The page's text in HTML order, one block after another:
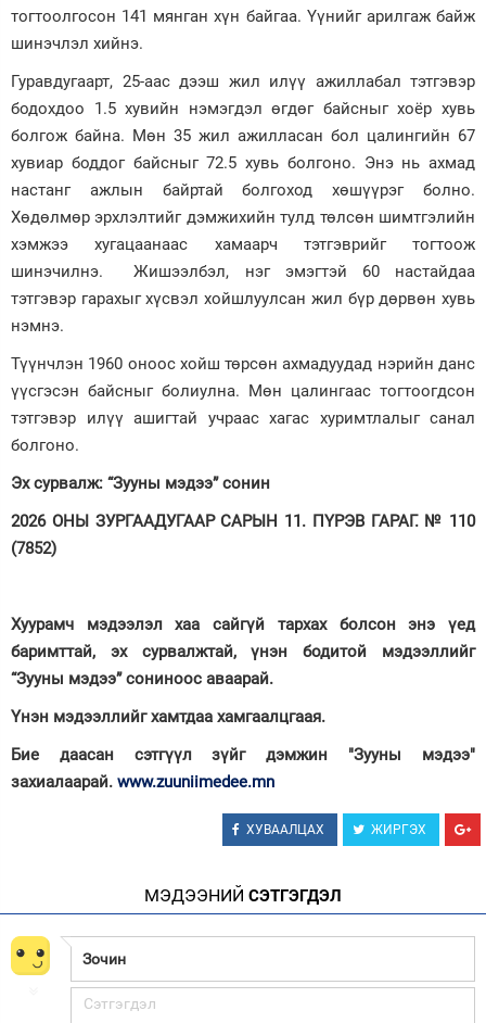
тогтоолгосон 141 мянган хүн байгаа. Үүнийг арилгаж байж
шинэчлэл хийнэ.
Гуравдугаарт, 25-аас дээш жил илүү ажиллабал тэтгэвэр
бодохдоо 1.5 хувийн нэмэгдэл өгдөг байсныг хоёр хувь
болгож байна. Мөн 35 жил ажилласан бол цалингийн 67
хувиар боддог байсныг 72.5 хувь болгоно. Энэ нь ахмад
настанг ажлын байртай болгоход хөшүүрэг болно.
Хөдөлмөр эрхлэлтийг дэмжихийн тулд төлсөн шимтгэлийн
хэмжээ хугацаанаас хамаарч тэтгэврийг тогтоож
шинэчилнэ. Жишээлбэл, нэг эмэгтэй 60 настайдаа
тэтгэвэр гарахыг хүсвэл хойшлуулсан жил бүр дөрвөн хувь
нэмнэ.
Түүнчлэн 1960 оноос хойш төрсөн ахмадуудад нэрийн данс
үүсгэсэн байсныг болиулна. Мөн цалингаас тогтоогдсон
тэтгэвэр илүү ашигтай учраас хагас хуримтлалыг санал
болгоно.
Эх сурвалж: “Зууны мэдээ” сонин
2026 ОНЫ ЗУРГААДУГААР САРЫН 11. ПҮРЭВ ГАРАГ. № 110
(7852)
Хуурамч мэдээлэл хаа сайгүй тархах болсон энэ үед
баримттай, эх сурвалжтай, үнэн бодитой мэдээллийг
“Зууны мэдээ” сониноос аваарай.
Үнэн мэдээллийг хамтдаа хамгаалцгаая.
Бие даасан сэтгүүл зүйг дэмжин "Зууны мэдээ"
захиалаарай. www.zuuniimedee.mn
ХУВААЛЦАХ ЖИРГЭХ
МЭДЭЭНИЙ СЭТГЭГДЭЛ